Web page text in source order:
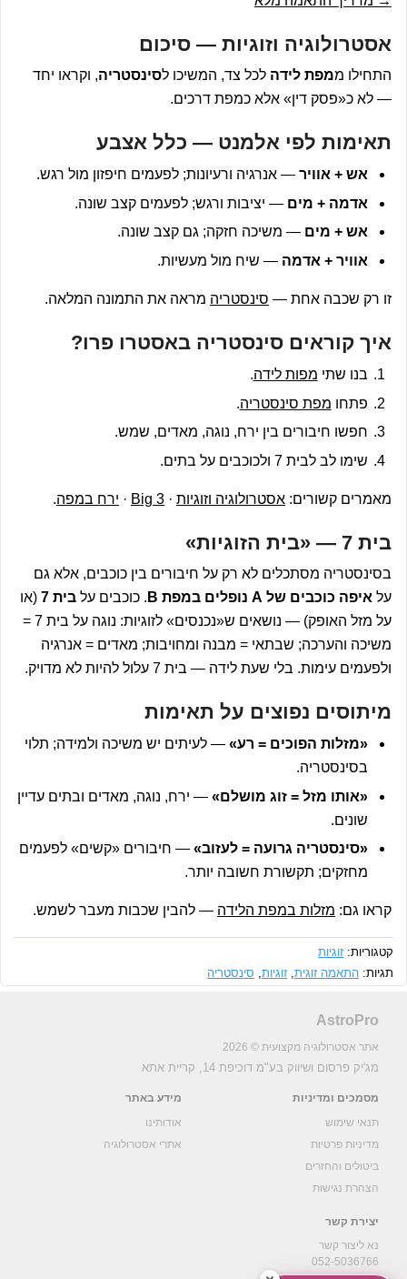
אסטרולוגיה וזוגיות — סיכום
התחילו ממפת לידה לכל צד, המשיכו לסינסטריה, וקראו יחד
— לא כ«פסק דין» אלא כמפת דרכים.
תאימות לפי אלמנט — כלל אצבע
אש + אוויר — אנרגיה ורעיונות; לפעמים חיפזון מול רגש.
אדמה + מים — יציבות ורגש; לפעמים קצב שונה.
אש + מים — משיכה חזקה; גם קצב שונה.
אוויר + אדמה — שיח מול מעשיות.
זו רק שכבה אחת — סינסטריה מראה את התמונה המלאה.
איך קוראים סינסטריה באסטרו פרו?
בנו שתי מפות לידה.
פתחו מפת סינסטריה.
חפשו חיבורים בין ירח, נוגה, מאדים, שמש.
שימו לב לבית 7 ולכוכבים על בתים.
מאמרים קשורים: אסטרולוגיה וזוגיות ·
Big 3
· ירח במפה.
בית 7 — «בית הזוגיות»
בסינסטריה מסתכלים לא רק על חיבורים בין כוכבים, אלא גם
על איפה כוכבים של A נופלים במפת B . כוכבים על בית 7
(או
על מזל האופק) — נושאים ש«נכנסים» לזוגיות: נוגה על בית 7 =
משיכה והערכה; שבתאי = מבנה ומחויבות; מאדים = אנרגיה
ולפעמים עימות. בלי שעת לידה — בית 7 עלול להיות לא מדויק.
מיתוסים נפוצים על תאימות
«מזלות הפוכים = רע» — לעיתים יש משיכה ולמידה; תלוי
בסינסטריה.
«אותו מזל = זוג מושלם» — ירח, נוגה, מאדים ובתים עדיין
שונים.
«סינסטריה גרועה = לעזוב» — חיבורים «קשים» לפעמים
מחזקים; תקשורת חשובה יותר.
קראו גם: מזלות במפת הלידה — להבין שכבות מעבר לשמש.
קטגוריות: זוגיות
תגיות: התאמה זוגית, זוגיות, סינסטריה
AstroPro
אתר אסטרולוגיה מקצועית © 2026
מג'יק פרסום ושיווק בע"מ דוכיפת 14, קריית אתא
מסמכים ומדיניות
תנאי שימוש
מדיניות פרטיות
ביטולים והחזרים
הצהרת נגישות
מידע באתר
אודותינו
אתרי אסטרולוגיה
יצירת קשר
נא ליצור קשר
052-5036766